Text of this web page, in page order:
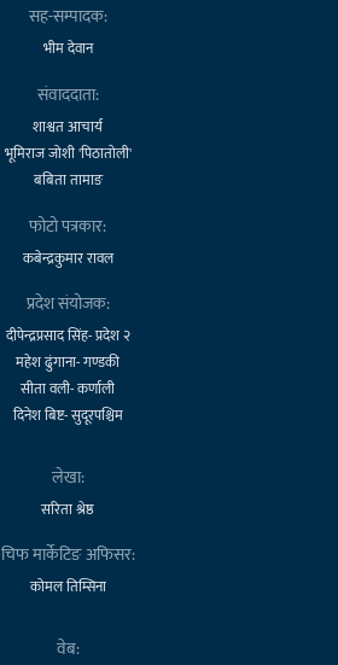
सह-सम्पादक:
भीम देवान
संवाददाता:
शाश्वत आचार्य
भूमिराज जोशी 'पिठातोली'
बबिता तामाङ
फोटो पत्रकार:
कबेन्द्रकुमार रावल
प्रदेश संयोजक:
दीपेन्द्रप्रसाद सिंह- प्रदेश २
महेश ढुंगाना- गण्डकी
सीता वली- कर्णाली
दिनेश बिष्ट- सुदूरपश्चिम
लेखा:
सरिता श्रेष्ठ
चिफ मार्केटिङ अफिसर:
कोमल तिम्सिना
वेब: